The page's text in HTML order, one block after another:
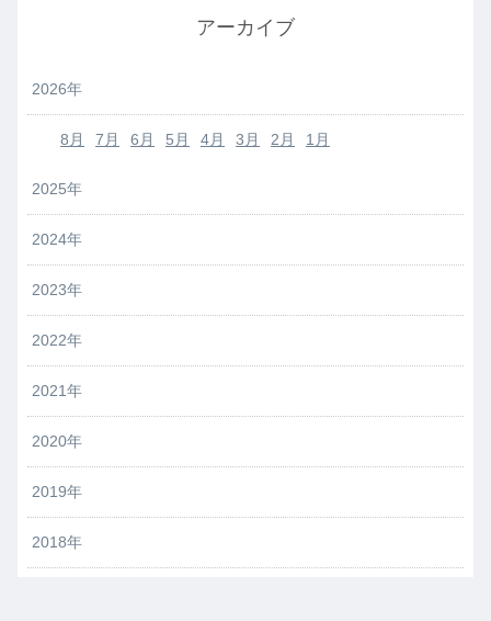
アーカイブ
2026年
8月 7月 6月 5月 4月 3月 2月 1月
2025年
2024年
2023年
2022年
2021年
2020年
2019年
2018年